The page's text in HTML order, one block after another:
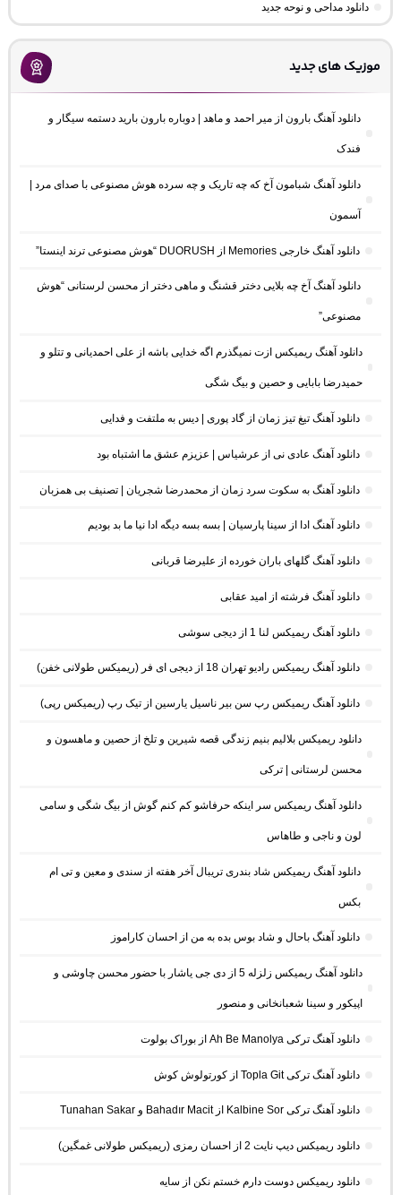
دانلود مداحی و نوحه جدید
موزیک های جدید
دانلود آهنگ بارون از میر احمد و ماهد | دوباره بارون بارید دستمه سیگار و
فندک
دانلود آهنگ شبامون آخ که چه تاریک و چه سرده هوش مصنوعی با صدای مرد |
آسمون
دانلود آهنگ خارجی Memories از DUORUSH “هوش مصنوعی ترند اینستا”
دانلود آهنگ آخ چه بلایی دختر قشنگ و ماهی دختر از محسن لرستانی “هوش
مصنوعی”
دانلود آهنگ ریمیکس ازت نمیگذرم اگه خدایی باشه از علی احمدیانی و تتلو و
حمیدرضا بابایی و حصین و بیگ شگی
دانلود آهنگ تیغ تیز زمان از گاد پوری | دیس به ملتفت و فدایی
دانلود آهنگ عادی نی از عرشیاس | عزیزم عشق ما اشتباه بود
دانلود آهنگ به سکوت سرد زمان از محمدرضا شجریان | تصنیف بی همزبان
دانلود آهنگ ادا از سینا پارسیان | بسه بسه دیگه ادا نیا ما بد بودیم
دانلود آهنگ گلهای باران خورده از علیرضا قربانی
دانلود آهنگ فرشته از امید عقابی
دانلود آهنگ ریمیکس لنا 1 از دیجی سوشی
دانلود آهنگ ریمیکس رادیو تهران 18 از دیجی ای فر (ریمیکس طولانی خفن)
دانلود آهنگ ریمیکس رپ سن بیر ناسیل یارسین از تیک رپ (ریمیکس رپی)
دانلود ریمیکس بلالیم بنیم زندگی قصه شیرین و تلخ از حصین و ماهسون و
محسن لرستانی | ترکی
دانلود آهنگ ریمیکس سر اینکه حرفاشو کم کنم گوش از بیگ شگی و سامی
لون و ناجی و طاهاس
دانلود آهنگ ریمیکس شاد بندری تریبال آخر هفته از سندی و معین و تی ام
بکس
دانلود آهنگ باحال و شاد بوس بده به من از احسان کاراموز
دانلود آهنگ ریمیکس زلزله 5 از دی جی یاشار با حضور محسن چاوشی و
اپیکور و سینا شعبانخانی و منصور
دانلود آهنگ ترکی Ah Be Manolya از بوراک بولوت
دانلود آهنگ ترکی Topla Git از کورتولوش کوش
دانلود آهنگ ترکی Kalbine Sor از Bahadır Macit و Tunahan Sakar
دانلود ریمیکس دیپ نایت 2 از احسان رمزی (ریمیکس طولانی غمگین)
دانلود ریمیکس دوست دارم خستم نکن از سایه